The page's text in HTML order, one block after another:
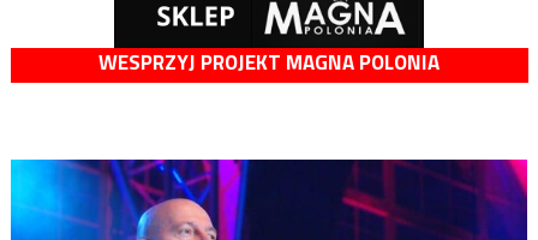
WESPRZYJ PROJEKT MAGNA POLONIA